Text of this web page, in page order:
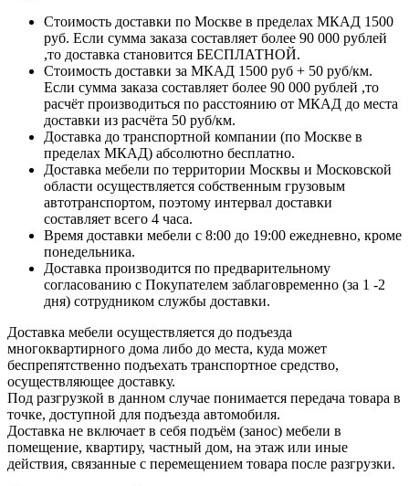
Стоимость доставки по Москве в пределах МКАД 1500
руб. Если сумма заказа составляет более 90 000 рублей
,то доставка становится БЕСПЛАТНОЙ.
Стоимость доставки за МКАД 1500 руб + 50 руб/км.
Если сумма заказа составляет более 90 000 рублей ,то
расчёт производиться по расстоянию от МКАД до места
доставки из расчёта 50 руб/км.
Доставка до транспортной компании (по Москве в
пределах МКАД) абсолютно бесплатно.
Доставка мебели по территории Москвы и Московской
области осуществляется собственным грузовым
автотранспортом, поэтому интервал доставки
составляет всего 4 часа.
Время доставки мебели с 8:00 до 19:00 ежедневно, кроме
понедельника.
Доставка производится по предварительному
согласованию с Покупателем заблаговременно (за 1 -2
дня) сотрудником службы доставки.
Доставка мебели осуществляется до подъезда
многоквартирного дома либо до места, куда может
беспрепятственно подъехать транспортное средство,
осуществляющее доставку.
Под разгрузкой в данном случае понимается передача товара в
точке, доступной для подъезда автомобиля.
Доставка не включает в себя подъём (занос) мебели в
помещение, квартиру, частный дом, на этаж или иные
действия, связанные с перемещением товара после разгрузки.